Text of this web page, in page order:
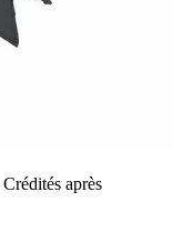
Crédités après